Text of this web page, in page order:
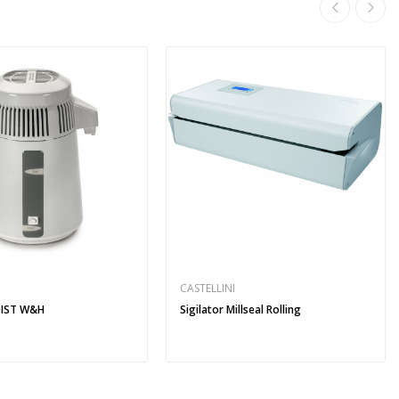
W&H
CASTELLINI
Sigilator Millseal Rolling